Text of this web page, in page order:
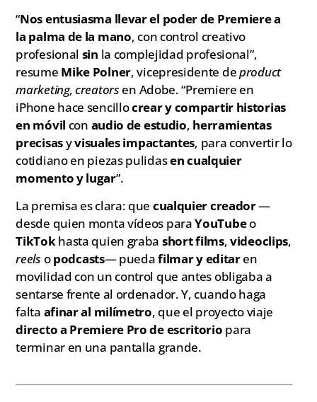
“Nos entusiasma llevar el poder de Premiere a
la palma de la mano, con control creativo
profesional sin la complejidad profesional”,
resume Mike Polner, vicepresidente deproduct
marketing, creators en Adobe. “Premiere en
iPhone hace sencillocrear y compartir historias
en móvil con audio de estudio, herramientas
precisasyvisuales impactantes, para convertir lo
cotidiano en piezas pulidasen cualquier
momento y lugar”.
La premisa es clara: que cualquier creador—
desde quien monta vídeos paraYouTubeo
TikTokhasta quien graba short films,videoclips,
reels opodcasts— puedafilmar y editaren
movilidad con un control que antes obligaba a
sentarse frente al ordenador. Y, cuando haga
falta afinar al milímetro, que el proyecto viaje
directo a Premiere Pro de escritorio para
terminar en una pantalla grande.